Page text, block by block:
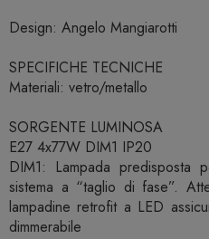
Design: Angelo Mangiarotti
SPECIFICHE TECNICHE
Materiali: vetro/metallo
SORGENTE LUMINOSA
E27 4x77W DIM1 IP20
DIM1: Lampada predisposta
sistema a “taglio di fase”.
lampadine retrofit a LED
dimmerabile